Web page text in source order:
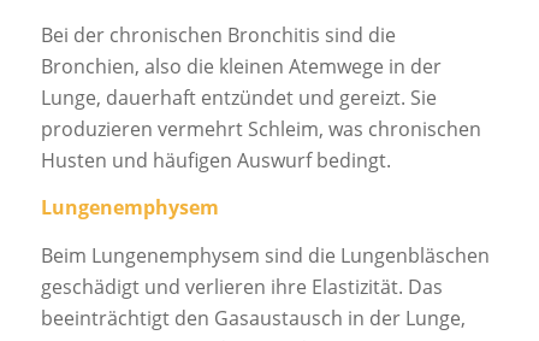
Bei der chronischen Bronchitis sind die
Bronchien, also die kleinen Atemwege in der
Lunge, dauerhaft entzündet und gereizt. Sie
produzieren vermehrt Schleim, was chronischen
Husten und häufigen Auswurf bedingt.
Lungenemphysem
Beim Lungenemphysem sind die Lungenbläschen
geschädigt und verlieren ihre Elastizität. Das
beeinträchtigt den Gasaustausch in der Lunge,